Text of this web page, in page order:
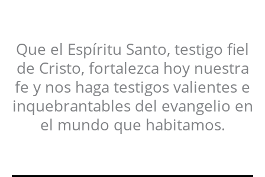
Que el Espíritu Santo, testigo fiel
de Cristo, fortalezca hoy nuestra
fe y nos haga testigos valientes e
inquebrantables del evangelio en
el mundo que habitamos.